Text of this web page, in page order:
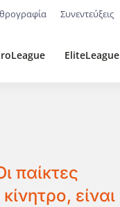
Συνεντεύξεις
EliteLeague
παίκτες
είναι